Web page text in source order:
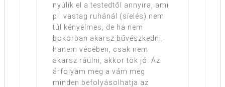
nyúlik el a testedtől annyira, ami
pl. vastag ruhánál (síelés) nem
túl kényelmes, de ha nem
bokorban akarsz bűvészkedni,
hanem vécében, csak nem
akarsz ráülni, akkor tök jó. Az
árfolyam meg a vám meg
minden befolyásolhatja az